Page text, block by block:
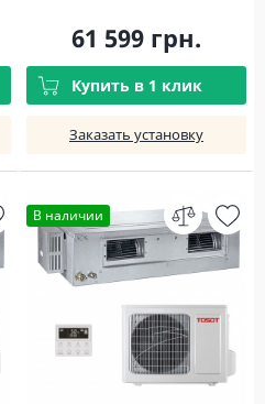
61 599 грн.
Купить в 1 клик
Заказать установку
В наличии